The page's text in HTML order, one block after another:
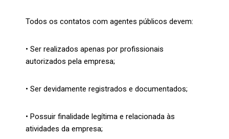
Todos os contatos com agentes públicos devem:
• Ser realizados apenas por profissionais
autorizados pela empresa;
• Ser devidamente registrados e documentados;
• Possuir finalidade legítima e relacionada às
atividades da empresa;